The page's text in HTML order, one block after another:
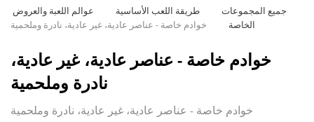
جميع المجموعات طريقة اللعب الأساسية
عوالم اللعبة والعروض
الخاصة
خوادم خاصة - عناصر عادية، غير عادية، نادرة وملحمية
خوادم خاصة - عناصر عادية، غير عادية،
نادرة وملحمية
خوادم خاصة - عناصر عادية، غير عادية، نادرة وملحمية